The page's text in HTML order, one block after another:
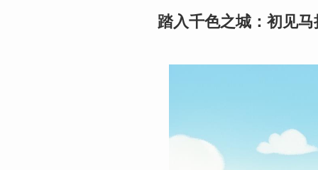
踏入千色之城：初见马